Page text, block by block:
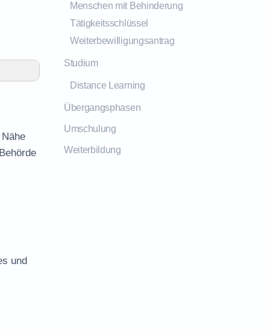
und
Menschen mit Behinderung
Tätigkeitsschlüssel
Weiterbewilligungsantrag
Studium
Distance Learning
Übergangsphasen
Umschulung
Weiterbildung